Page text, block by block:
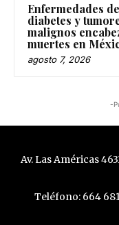
Enfermedades
diabetes y
malignos
muertes en
agosto 7, 2026
-
Av. Las Américas
Teléfono: 664